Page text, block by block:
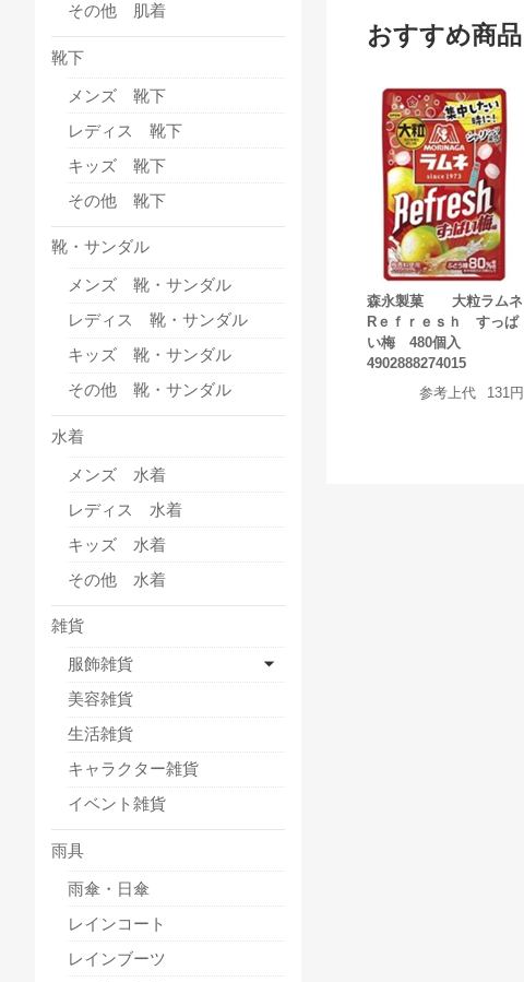
おすすめ商品
森永製菓 大粒ラムネ
Rｅｆｒｅｓｈ すっぱ
い梅 480個入
4902888274015
参考上代
131円
その他 肌着
靴下
メンズ 靴下
レディス 靴下
キッズ 靴下
その他 靴下
靴・サンダル
メンズ 靴・サンダル
レディス 靴・サンダル
キッズ 靴・サンダル
その他 靴・サンダル
水着
メンズ 水着
レディス 水着
キッズ 水着
その他 水着
雑貨
服飾雑貨
美容雑貨
生活雑貨
キャラクター雑貨
イベント雑貨
雨具
雨傘・日傘
レインコート
レインブーツ